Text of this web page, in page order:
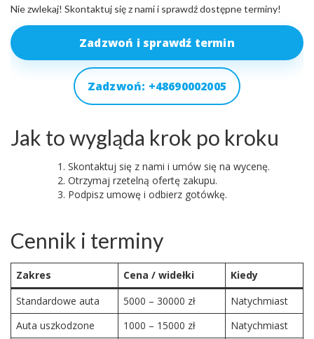
Nie zwlekaj! Skontaktuj się z nami i sprawdź dostępne terminy!
Zadzwoń i sprawdź termin
Zadzwoń: +48690002005
Jak to wygląda krok po kroku
Skontaktuj się z nami i umów się na wycenę.
Otrzymaj rzetelną ofertę zakupu.
Podpisz umowę i odbierz gotówkę.
Cennik i terminy
Zakres Cena / widełki
Kiedy
Standardowe auta
5000 – 30000 zł
Natychmiast
Auta uszkodzone
1000 – 15000 zł
Natychmiast